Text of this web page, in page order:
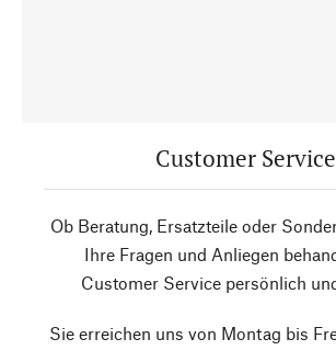
Customer Service
Ob Beratung, Ersatzteile oder
Ihre Fragen und Anliegen
Customer Service persönlich
Sie erreichen uns von Montag bis